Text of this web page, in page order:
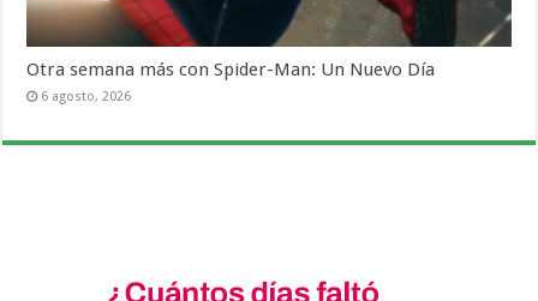
Otra semana más con Spider-Man: Un Nuevo Día
6 agosto, 2026